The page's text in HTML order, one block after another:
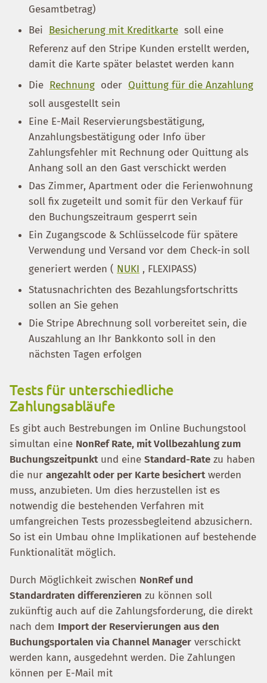
Gesamtbetrag)
Bei Besicherung mit Kreditkarte soll eine
Referenz auf den Stripe Kunden erstellt werden,
damit die Karte später belastet werden kann
Die Rechnung oder Quittung für die Anzahlung
soll ausgestellt sein
Eine E-Mail Reservierungsbestätigung,
Anzahlungsbestätigung oder Info über
Zahlungsfehler mit Rechnung oder Quittung als
Anhang soll an den Gast verschickt werden
Das Zimmer, Apartment oder die Ferienwohnung
soll fix zugeteilt und somit für den Verkauf für
den Buchungszeitraum gesperrt sein
Ein Zugangscode & Schlüsselcode für spätere
Verwendung und Versand vor dem Check-in soll
generiert werden ( NUKI , FLEXIPASS)
Statusnachrichten des Bezahlungsfortschritts
sollen an Sie gehen
Die Stripe Abrechnung soll vorbereitet sein, die
Auszahlung an Ihr Bankkonto soll in den
nächsten Tagen erfolgen
Tests für unterschiedliche
Zahlungsabläufe
Es gibt auch Bestrebungen im Online Buchungstool
simultan eine NonRef Rate, mit Vollbezahlung zum
Buchungszeitpunktund eine Standard-Rate zu haben
die nur angezahlt oder per Karte besichertwerden
muss, anzubieten. Um dies herzustellen ist es
notwendig die bestehenden Verfahren mit
umfangreichen Tests prozessbegleitend abzusichern.
So ist ein Umbau ohne Implikationen auf bestehende
Funktionalität möglich.
Durch Möglichkeit zwischen NonRef und
Standardraten differenzieren zu können soll
zukünftig auch auf die Zahlungsforderung, die direkt
nach dem Import der Reservierungen aus den
Buchungsportalen via Channel Manager verschickt
werden kann, ausgedehnt werden. Die Zahlungen
können per E-Mail mit